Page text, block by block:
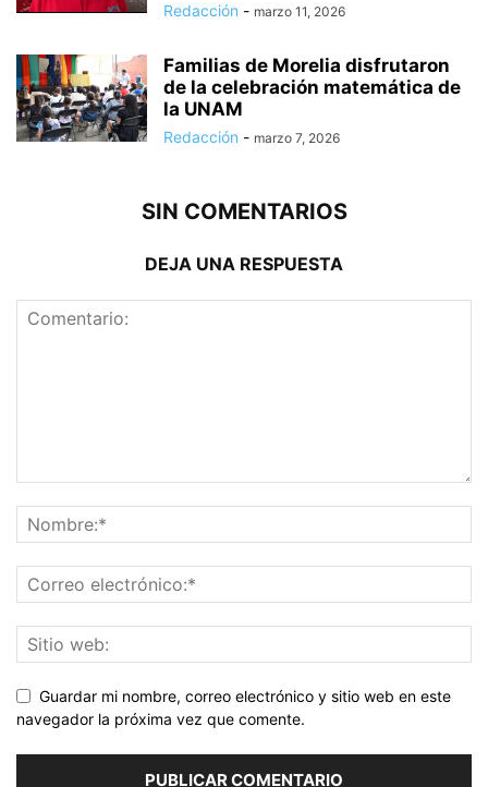
Redacción - marzo 11, 2026
Familias de Morelia disfrutaron
de la celebración matemática de
la UNAM
Redacción - marzo 7, 2026
SIN COMENTARIOS
DEJA UNA RESPUESTA
Guardar mi nombre, correo electrónico y sitio web en este
navegador la próxima vez que comente.